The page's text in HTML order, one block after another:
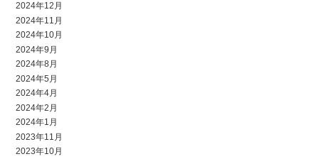
2024年12月
2024年11月
2024年10月
2024年9月
2024年8月
2024年5月
2024年4月
2024年2月
2024年1月
2023年11月
2023年10月